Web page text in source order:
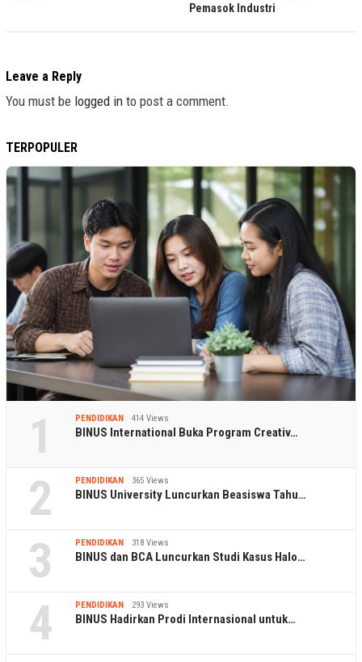
Pemasok Industri
Leave a Reply
You must be logged in to post a comment.
TERPOPULER
1 PENDIDIKAN 414 Views
BINUS International Buka Program Creativ…
2 PENDIDIKAN 365 Views
BINUS University Luncurkan Beasiswa Tahu…
3 PENDIDIKAN 318 Views
BINUS dan BCA Luncurkan Studi Kasus Halo…
4 PENDIDIKAN 293 Views
BINUS Hadirkan Prodi Internasional untuk…